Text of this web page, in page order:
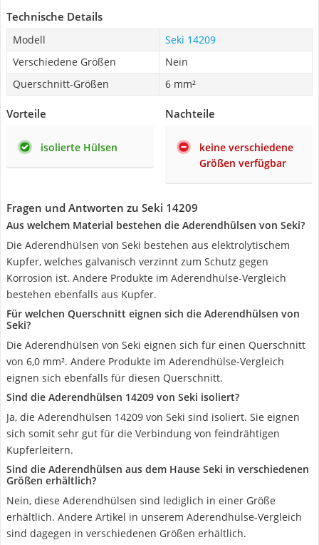
Technische Details
Modell
Seki 14209
Verschiedene Größen
Nein
Querschnitt-Größen
6 mm²
Vorteile
isolierte Hülsen
Nachteile
keine verschiedene
Größen verfügbar
Fragen und Antworten zu Seki 14209
Aus welchem Material bestehen die Aderendhülsen von Seki?
Die Aderendhülsen von Seki bestehen aus elektrolytischem
Kupfer, welches galvanisch verzinnt zum Schutz gegen
Korrosion ist. Andere Produkte im Aderendhülse-Vergleich
bestehen ebenfalls aus Kupfer.
Für welchen Querschnitt eignen sich die Aderendhülsen von
Seki?
Die Aderendhülsen von Seki eignen sich für einen Querschnitt
von 6,0 mm². Andere Produkte im Aderendhülse-Vergleich
eignen sich ebenfalls für diesen Querschnitt.
Sind die Aderendhülsen 14209 von Seki isoliert?
Ja, die Aderendhülsen 14209 von Seki sind isoliert. Sie eignen
sich somit sehr gut für die Verbindung von feindrähtigen
Kupferleitern.
Sind die Aderendhülsen aus dem Hause Seki in verschiedenen
Größen erhältlich?
Nein, diese Aderendhülsen sind lediglich in einer Größe
erhältlich. Andere Artikel in unserem Aderendhülse-Vergleich
sind dagegen in verschiedenen Größen erhältlich.